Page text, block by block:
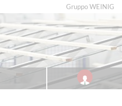
Gruppo WEINIG